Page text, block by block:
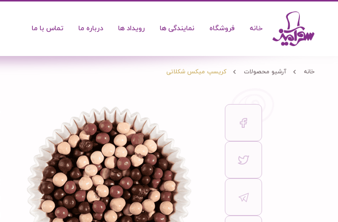
خانه فروشگاه نمایندگی ها رویداد ها درباره ما تماس با ما
خانه آرشیو محصولات کریسپ میکس شکلاتی